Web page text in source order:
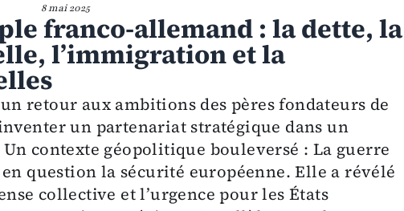
8 mai 2025
franco-allemand : la dette, la
l’immigration et la
retour aux ambitions des pères fondateurs de
un partenariat stratégique dans un
contexte géopolitique bouleversé : La guerre
question la sécurité européenne. Elle a révélé
collective et l’urgence pour les États